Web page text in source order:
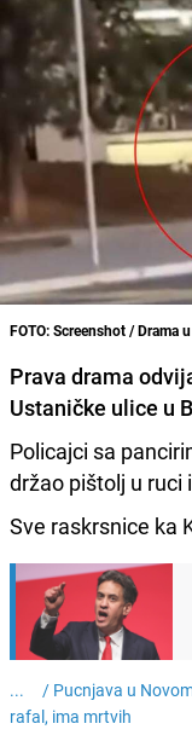
FOTO: Screenshot / Drama
Prava drama
Ustaničke ulice u
Policajci sa
držao pištolj u ruci
Sve raskrsnice ka
... / Pucnjava u
rafal, ima mrtvih